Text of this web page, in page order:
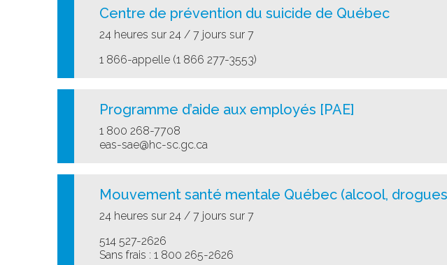
Centre de prévention du suicide de Québec
24 heures sur 24 / 7 jours sur 7
1 866-appelle (1 866 277-3553)
Programme d’aide aux employés [PAE]
1 800 268-7708
eas-sae@hc-sc.gc.ca
Mouvement santé mentale Québec (alcool,
24 heures sur 24 / 7 jours sur 7
514 527-2626
Sans frais : 1 800 265-2626